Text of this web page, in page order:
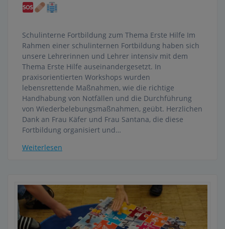
Schulinterne Fortbildung zum Thema Erste Hilfe Im
Rahmen einer schulinternen Fortbildung haben sich
unsere Lehrerinnen und Lehrer intensiv mit dem
Thema Erste Hilfe auseinandergesetzt. In
praxisorientierten Workshops wurden
lebensrettende Maßnahmen, wie die richtige
Handhabung von Notfällen und die Durchführung
von Wiederbelebungsmaßnahmen, geübt. Herzlichen
Dank an Frau Käfer und Frau Santana, die diese
Fortbildung organisiert und…
Weiterlesen